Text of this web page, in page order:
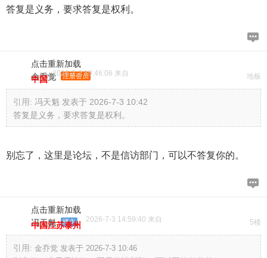
答复是义务，要求答复是权利。
点击重新加载
地板
金乔觉 注册会员
2026-7-3 10:46:06 来自
中国
引用: 冯天魁 发表于 2026-7-3 10:42
答复是义务，要求答复是权利。
别忘了，这里是论坛，不是信访部门，可以不答复你的。
点击重新加载
5楼
冯天魁 楼主 2026-7-3 14:59:40 来自
中国江苏泰州
引用: 金乔觉 发表于 2026-7-3 10:46